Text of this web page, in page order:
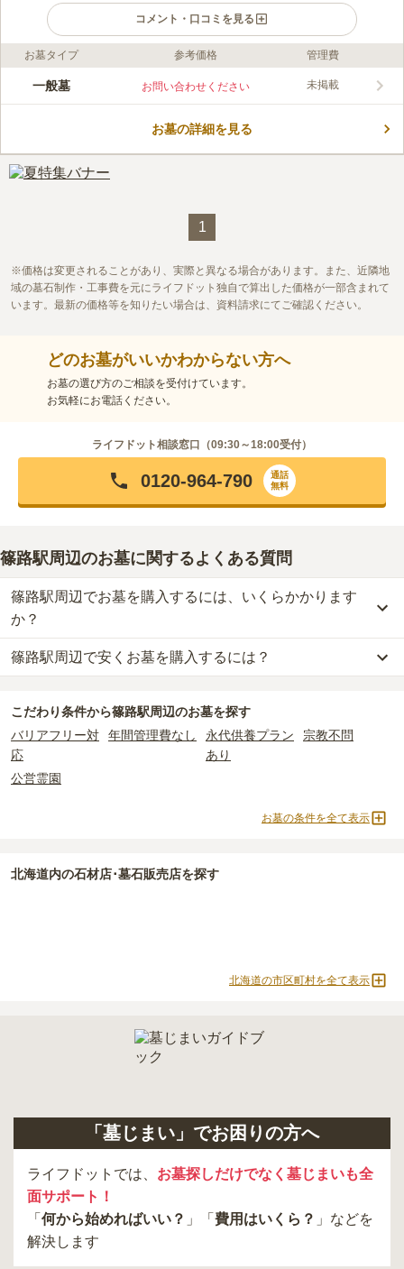
コメント・口コミを見る
ライフドット編集部のコメント
伏籠川の清らかな流れを望む公営墓地です。 周囲には墓域を遮
す。 東区には。ガラスのピラミッドがあるモエレ沼公園やたま
れるおすすめの観光スポットです。
口コミ評価
お墓タイプ 参考価格 管理費
一般墓 お問い合わせください 未掲載
お墓の詳細を見る
1
価格は変更されることがあり、実際と異なる場合があります。また、近隣地
域の墓石制作・工事費を元にライフドット独自で算出した価格が一部含まれて
います。最新の価格等を知りたい場合は、資料請求にてご確認ください。
どのお墓がいいかわからない方へ
お墓の選び方のご相談を受付けています。
お気軽にお電話ください。
ライフドット相談窓口（09:30～18:00受付）
0120-964-790
通話
無料
篠路駅周辺のお墓に関するよくある質問
篠路駅周辺でお墓を購入するには、いくらかかります
か？
篠路駅周辺での購入費用の目安は、一般墓が約178万円
一般墓を建てる場合は、「永代使用料（土地代）」と「墓石代」の
篠路駅周辺の一般墓の永代使用料の平均は
道の平均175万円 です。いずれも区画の広さや墓石の大きさ・素材
によって変わります。
：お墓を新しく建てた際に行う儀式のための費
すお布施、会食などの費用がかかります。
現地への見学が難しい場合は、資料請求でも各霊園の詳しい料金案
内を取り寄せることができます。
篠路駅周辺で安くお墓を購入するには？
円(墓石代別)からお求めいただけます。
一般的に最も費用を抑えられるのは、他の方のご遺骨と一緒に埋葬
する
と呼ばれるタイプです。個別のお墓に
比べて省スペースで管理の手間がかからないため、費用が安く設定
価格の目安は、1名あたり5万円〜30万円程度です。
えてお墓を探すのがおすすめです。
こだわり条件から篠路駅周辺のお墓を探す
バリアフリー対
応
年間管理費なし
永代供養プラン
あり
宗教不問
公営霊園
お墓の条件を全て表示
北海道内の石材店･墓石販売店を探す
北海道の市区町村を全て表示
「墓じまい」でお困りの方へ
ライフドットでは、 お墓探しだけでなく墓じまいも全
面サポート！
「 何から始めればいい？ 」「 費用はいくら？ 」などを
解決します